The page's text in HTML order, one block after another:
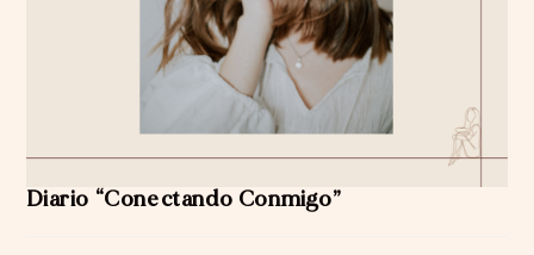
Diario “Conectando Conmigo”